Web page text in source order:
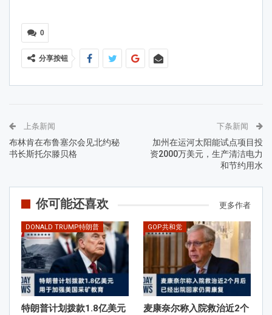
0
分享按钮
上条新闻
布林肯在布鲁塞尔会见北约秘
书长斯托尔滕贝格
下条新闻
加州在运河太阳能试点项目投
资2000万美元，生产清洁电力
和节约用水
你可能还喜欢 更多作者
DONALD TRUMP特朗普
特朗普计划拨款1.8亿美元
GOP共和党
麦康奈尔称入院救治近2个